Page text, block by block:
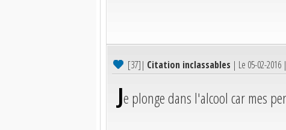
[37]| Citation inclassables | Le 05-02-2016 |
Je plonge dans l'alcool car mes